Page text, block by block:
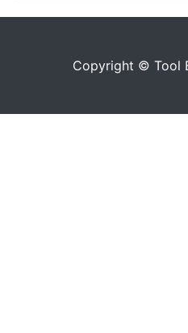
Copyright © Tool